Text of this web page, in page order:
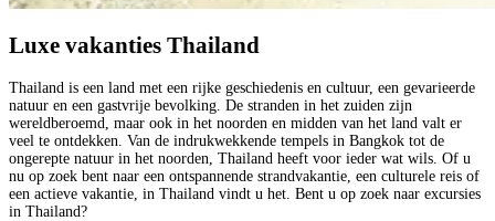
Luxe vakanties Thailand
Thailand is een land met een rijke geschiedenis en cultuur, een gevarieerde
natuur en een gastvrije bevolking. De stranden in het zuiden zijn
wereldberoemd, maar ook in het noorden en midden van het land valt er
veel te ontdekken. Van de indrukwekkende tempels in Bangkok tot de
ongerepte natuur in het noorden, Thailand heeft voor ieder wat wils. Of u
nu op zoek bent naar een ontspannende strandvakantie, een culturele reis of
een actieve vakantie, in Thailand vindt u het. Bent u op zoek naar excursies
in Thailand?